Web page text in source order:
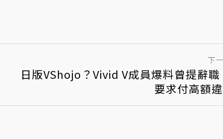
下
日版VShojo？Vivid V成員爆料曾提辭
要求付高額